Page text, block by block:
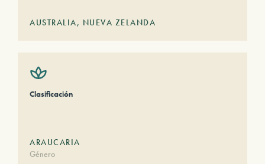
AUSTRALIA, NUEVA ZELANDA
Clasificación
ARAUCARIA
Género